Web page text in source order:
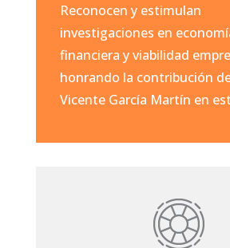
Reconocen y estimulan
investigaciones en
financiera y viabilidad
honrando la contribución
Vicente García Martín en